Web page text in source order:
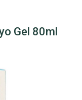
Gel 80ml